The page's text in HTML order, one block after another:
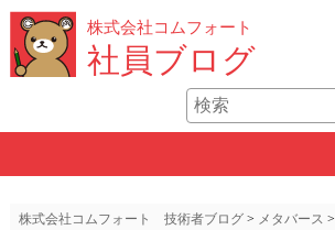
株式会社コムフォート
社員ブログ
株式会社コムフォート 技術者ブログ> メタバース >